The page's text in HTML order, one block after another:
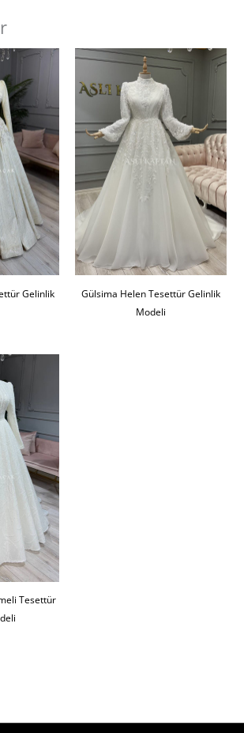
Gelinlik
Gülsima Helen Tesettür Gelinlik
Modeli
Tesettür